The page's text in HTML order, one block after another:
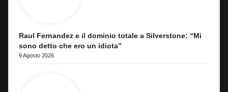
Raul Fernandez e il dominio totale a Silverstone: “Mi
sono detto che ero un idiota”
9 Agosto 2026